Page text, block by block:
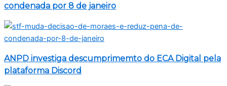
condenada por 8 de janeiro
ANPD investiga descumprimemto do ECA Digital pela
plataforma Discord